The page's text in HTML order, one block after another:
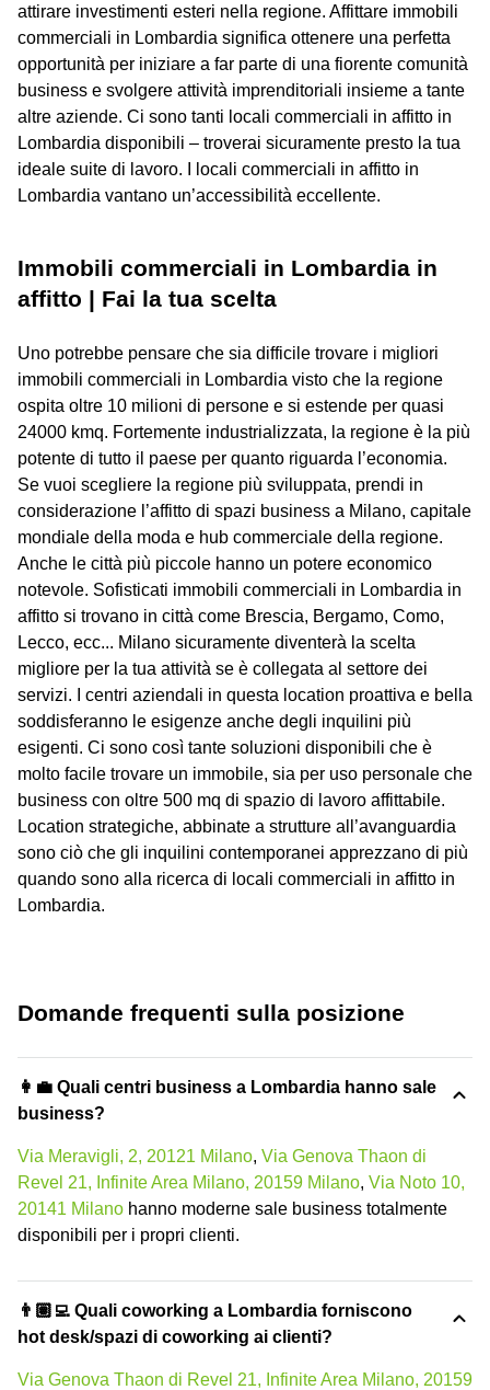
attirare investimenti esteri nella regione. Affittare immobili
commerciali in Lombardia significa ottenere una perfetta
opportunità per iniziare a far parte di una fiorente comunità
business e svolgere attività imprenditoriali insieme a tante
altre aziende. Ci sono tanti locali commerciali in affitto in
Lombardia disponibili – troverai sicuramente presto la tua
ideale suite di lavoro. I locali commerciali in affitto in
Lombardia vantano un’accessibilità eccellente.
Immobili commerciali in Lombardia in
affitto | Fai la tua scelta
Uno potrebbe pensare che sia difficile trovare i migliori
immobili commerciali in Lombardia visto che la regione
ospita oltre 10 milioni di persone e si estende per quasi
24000 kmq. Fortemente industrializzata, la regione è la più
potente di tutto il paese per quanto riguarda l’economia.
Se vuoi scegliere la regione più sviluppata, prendi in
considerazione l’affitto di spazi business a Milano, capitale
mondiale della moda e hub commerciale della regione.
Anche le città più piccole hanno un potere economico
notevole. Sofisticati immobili commerciali in Lombardia in
affitto si trovano in città come Brescia, Bergamo, Como,
Lecco, ecc... Milano sicuramente diventerà la scelta
migliore per la tua attività se è collegata al settore dei
servizi. I centri aziendali in questa location proattiva e bella
soddisferanno le esigenze anche degli inquilini più
esigenti. Ci sono così tante soluzioni disponibili che è
molto facile trovare un immobile, sia per uso personale che
business con oltre 500 mq di spazio di lavoro affittabile.
Location strategiche, abbinate a strutture all’avanguardia
sono ciò che gli inquilini contemporanei apprezzano di più
quando sono alla ricerca di locali commerciali in affitto in
Lombardia.
Domande frequenti sulla posizione
👩‍💼 Quali centri business a Lombardia hanno sale
business?
Via Meravigli, 2, 20121 Milano, Via Genova Thaon di
Revel 21, Infinite Area Milano, 20159 Milano, Via Noto 10,
20141 Milano hanno moderne sale business totalmente
disponibili per i propri clienti.
👨🏽‍💻 Quali coworking a Lombardia forniscono
hot desk/spazi di coworking ai clienti?
Via Genova Thaon di Revel 21, Infinite Area Milano, 20159